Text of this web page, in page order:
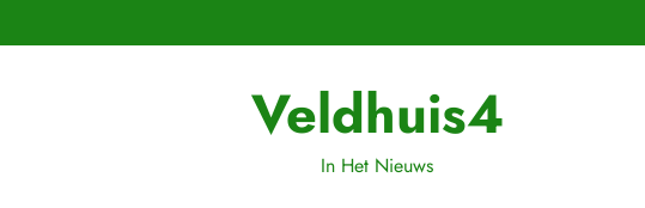
Veldhuis4
In Het Nieuws